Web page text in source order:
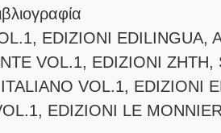
EDIZIONI EDILINGUA,
VOL.1, EDIZIONI ZHTH,
VOL.1, EDIZIONI
EDIZIONI LE